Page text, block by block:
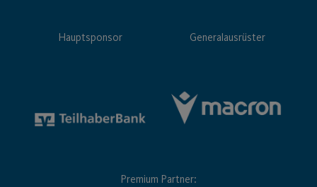
Hauptsponsor Generalausrüster
Premium Partner: